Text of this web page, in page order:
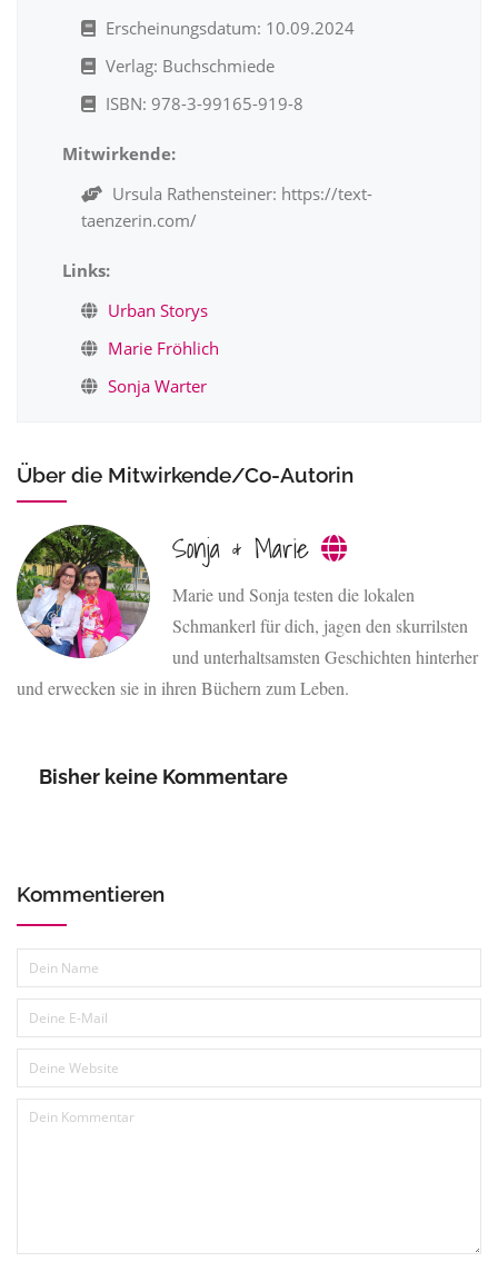
Erscheinungsdatum: 10.09.2024
Verlag: Buchschmiede
ISBN: 978-3-99165-919-8
Mitwirkende:
Ursula Rathensteiner: https://text-
taenzerin.com/
Links:
Urban Storys
Marie Fröhlich
Sonja Warter
Über die Mitwirkende/Co-Autorin
Sonja & Marie
Marie und Sonja testen die lokalen
Schmankerl für dich, jagen den skurrilsten
und unterhaltsamsten Geschichten hinterher
und erwecken sie in ihren Büchern zum Leben.
Bisher keine Kommentare
Kommentieren